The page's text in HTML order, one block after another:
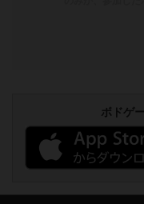
ボドゲ